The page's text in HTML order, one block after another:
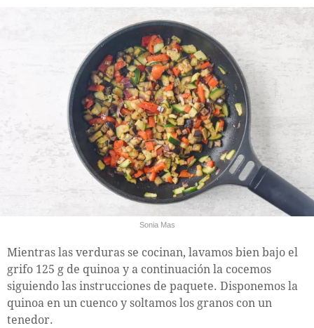
Sonia Mas
Mientras las verduras se cocinan, lavamos bien bajo el
grifo 125 g de quinoa y a continuación la cocemos
siguiendo las instrucciones de paquete. Disponemos la
quinoa en un cuenco y soltamos los granos con un
tenedor.